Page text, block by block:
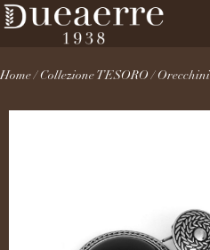
Home/ Collezione TESORO / Orecchini